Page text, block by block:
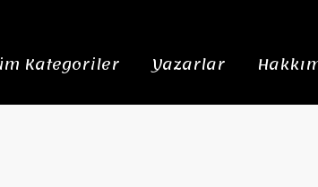
Kategoriler Yazarlar